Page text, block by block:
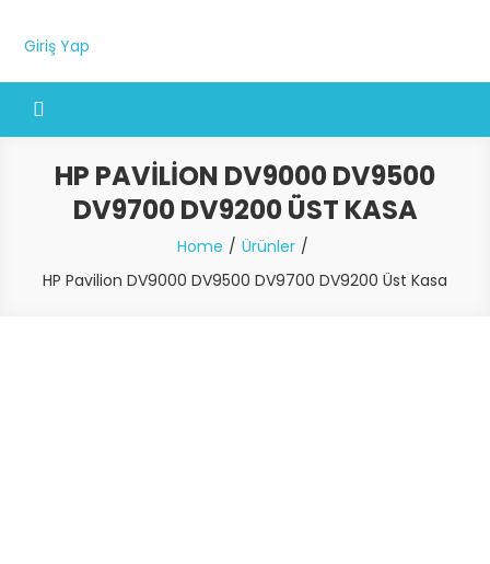
Giriş Yap
HP PAVILION DV9000 DV9500
DV9700 DV9200 ÜST KASA
Home
Ürünler
HP Pavilion DV9000 DV9500 DV9700 DV9200 Üst Kasa